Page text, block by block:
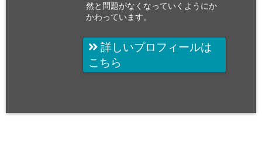
然と問題がなくなっていくようにか
かわっています。
詳しいプロフィールは
こちら